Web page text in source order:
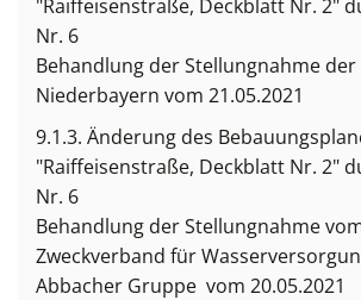
"Raiffeisenstraße, Deckblatt Nr. 2"
Nr. 6
Behandlung der Stellungnahme der
Niederbayern vom 21.05.2021
9.1.3. Änderung des
"Raiffeisenstraße, Deckblatt Nr. 2"
Nr. 6
Behandlung der Stellungnahme
Zweckverband für
Abbacher Gruppe vom 20.05.2021